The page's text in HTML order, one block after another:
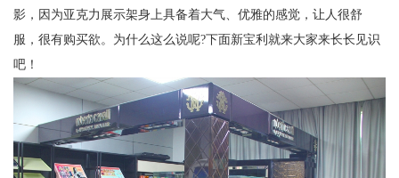
影，因为亚克力展示架身上具备着大气、优雅的感觉，让人很舒
服，很有购买欲。为什么这么说呢?下面新宝利就来大家来长长见识
吧！